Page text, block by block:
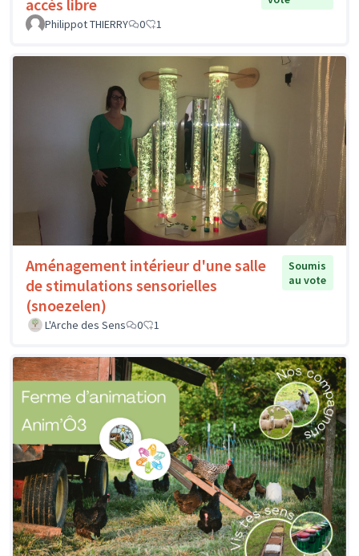
accès libre
Philippot THIERRY
0 1
Aménagement intérieur d'une salle
de stimulations sensorielles
(snoezelen)
Soumis
au vote
L'Arche des Sens 0 1